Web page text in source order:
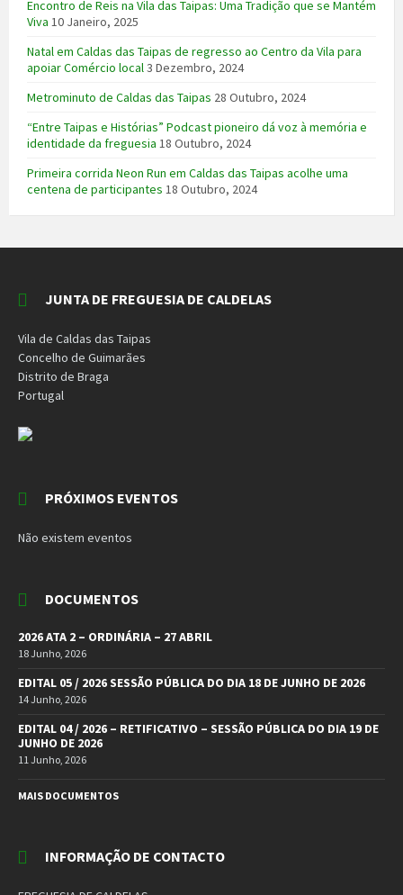
Encontro de Reis na Vila das Taipas: Uma Tradição que se Mantém
Viva 10 Janeiro, 2025
Natal em Caldas das Taipas de regresso ao Centro da Vila para
apoiar Comércio local3 Dezembro, 2024
Metrominuto de Caldas das Taipas 28 Outubro, 2024
“Entre Taipas e Histórias” Podcast pioneiro dá voz à memória e
identidade da freguesia 18 Outubro, 2024
Primeira corrida Neon Run em Caldas das Taipas acolhe uma
centena de participantes 18 Outubro, 2024
JUNTA DE FREGUESIA DE CALDELAS
Vila de Caldas das Taipas
Concelho de Guimarães
Distrito de Braga
Portugal
PRÓXIMOS EVENTOS
Não existem eventos
DOCUMENTOS
2026 ATA 2 – ORDINÁRIA – 27 ABRIL
18 Junho, 2026
EDITAL 05 / 2026 SESSÃO PÚBLICA DO DIA 18 DE JUNHO DE 2026
14 Junho, 2026
EDITAL 04 / 2026 – RETIFICATIVO – SESSÃO PÚBLICA DO DIA 19 DE
JUNHO DE 2026
11 Junho, 2026
MAIS DOCUMENTOS
INFORMAÇÃO DE CONTACTO